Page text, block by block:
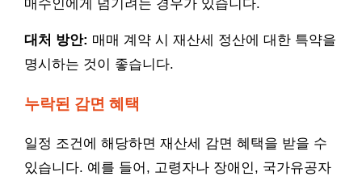
매수인에게 넘기려는 경우가 있습니다.
대처 방안: 매매 계약 시 재산세 정산에 대한 특약을
명시하는 것이 좋습니다.
누락된 감면 혜택
일정 조건에 해당하면 재산세 감면 혜택을 받을 수
있습니다. 예를 들어, 고령자나 장애인, 국가유공자